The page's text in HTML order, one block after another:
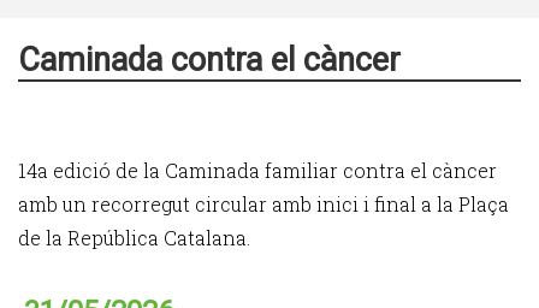
Caminada contra el càncer
14a edició de la Caminada familiar contra el càncer
amb un recorregut circular amb inici i final a la Plaça
de la República Catalana.